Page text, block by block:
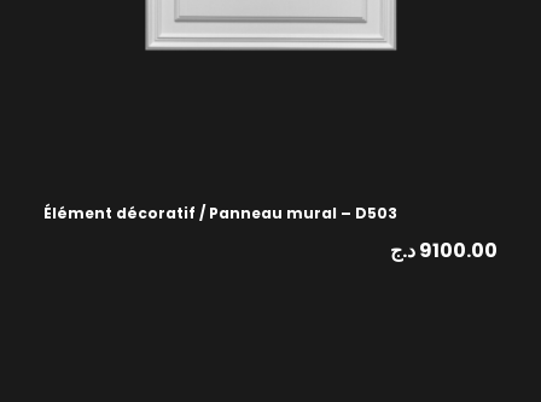
Élément décoratif / Panneau mural – D503
9100.00د.ج